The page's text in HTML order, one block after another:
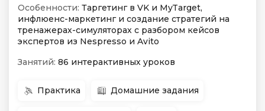
Особенности: Таргетинг в VK и MyTarget,
инфлюенс-маркетинг и создание стратегий на
тренажерах-симуляторах с разбором кейсов
экспертов из Nespresso и Avito
Занятий: 86 интерактивных уроков
Практика Домашние задания